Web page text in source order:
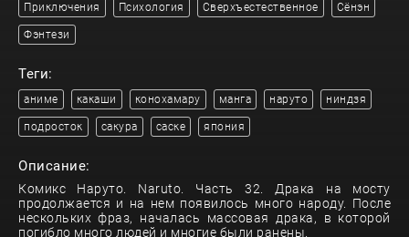
Приключения Психология Сверхъестественное Сёнэн
Фэнтези
Теги:
аниме какаши конохамару манга наруто ниндзя
подросток сакура саске япония
Описание:
Комикс Наруто. Naruto. Часть 32. Драка на мосту
продолжается и на нем появилось много народу. После
нескольких фраз, началась массовая драка, в которой
погибло много людей и многие были ранены.